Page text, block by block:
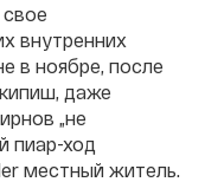
внутренних
в ноябре, после
даже
„не
пиар-ход
местный житель.